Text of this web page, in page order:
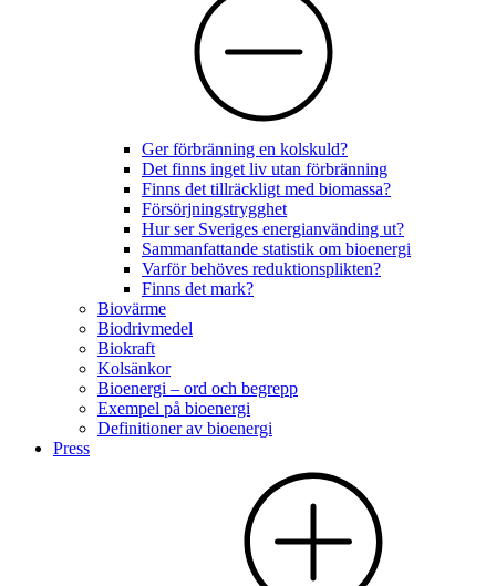
Ger förbränning en kolskuld?
Det finns inget liv utan förbränning
Finns det tillräckligt med biomassa?
Försörjningstrygghet
Hur ser Sveriges energianvänding ut?
Sammanfattande statistik om bioenergi
Varför behöves reduktionsplikten?
Finns det mark?
Biovärme
Biodrivmedel
Biokraft
Kolsänkor
Bioenergi – ord och begrepp
Exempel på bioenergi
Definitioner av bioenergi
Press